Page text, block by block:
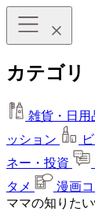
カテゴリ
雑貨・日用
ッション
ネー・投資
タメ
漫画
ママの知りた